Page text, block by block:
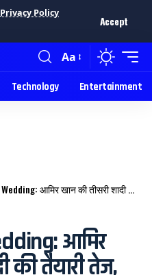
Privacy Policy
Accept
Aa
Technology Entertainment
खान की तीसरी शादी की तैयारी तेज, सजने लगा सुपरस्टार का घर!
आमिर
की तैयारी तेज,